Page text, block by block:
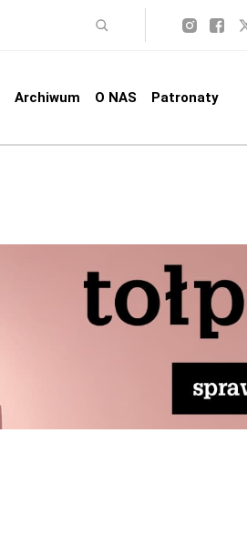
Archiwum O NAS Patronaty